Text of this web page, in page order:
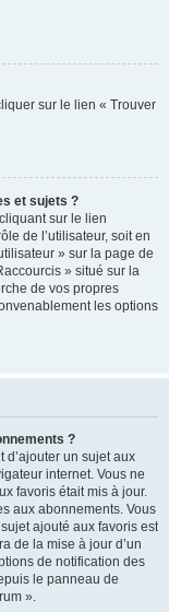
sur le lien « Trouver
et sujets ?
sur le lien
de l’utilisateur, soit en
» sur la page de
» situé sur la
de vos propres
les options
?
d’ajouter un sujet aux
internet. Vous ne
favoris était mis à jour.
aux abonnements. Vous
ajouté aux favoris est
de la mise à jour d’un
de notification des
le panneau de
».